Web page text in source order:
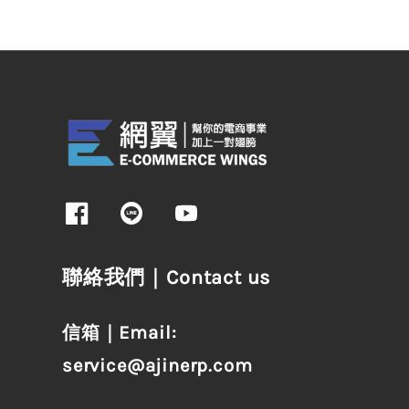
聯絡我們｜Contact us
信箱｜Email:
service@ajinerp.com